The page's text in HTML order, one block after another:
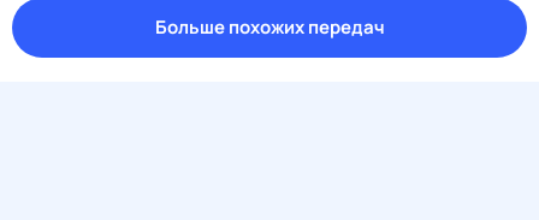
Больше похожих передач